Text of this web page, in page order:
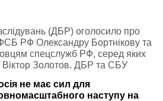
(ДБР) оголосило про
РФ Олександру Бортнікову та
спецслужб РФ, серед яких
Віктор Золотов. ДБР та СБУ
до придушення
не має сил для
наступу на